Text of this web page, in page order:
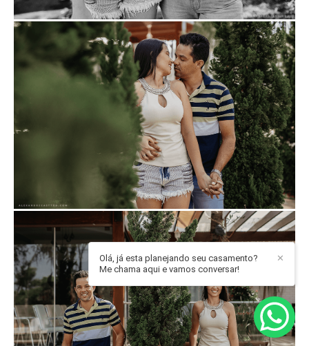
✕
Olá, já esta planejando seu casamento?
Me chama aqui e vamos conversar!